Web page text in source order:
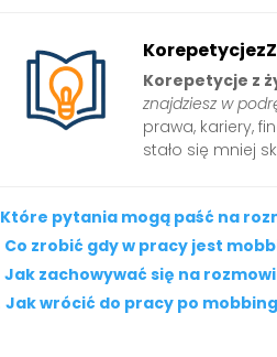
Korepetycje z
znajdziesz w
prawa, kariery,
stało się mniej
Które pytania mogą paść na
Co zrobić gdy w pracy jest
Jak zachowywać się na
Jak wrócić do pracy po